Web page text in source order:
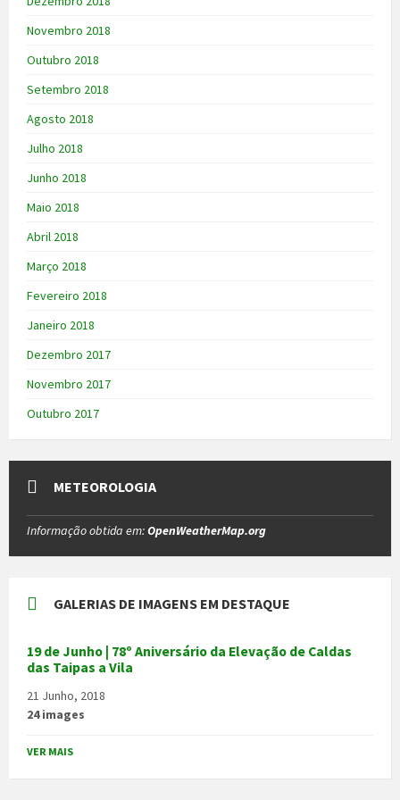
Novembro 2018
Outubro 2018
Setembro 2018
Agosto 2018
Julho 2018
Junho 2018
Maio 2018
Abril 2018
Março 2018
Fevereiro 2018
Janeiro 2018
Dezembro 2017
Novembro 2017
Outubro 2017
METEOROLOGIA
Informação obtida em:OpenWeatherMap.org
GALERIAS DE IMAGENS EM DESTAQUE
19 de Junho | 78º Aniversário da Elevação de Caldas
das Taipas a Vila
21 Junho, 2018
24 images
VER MAIS